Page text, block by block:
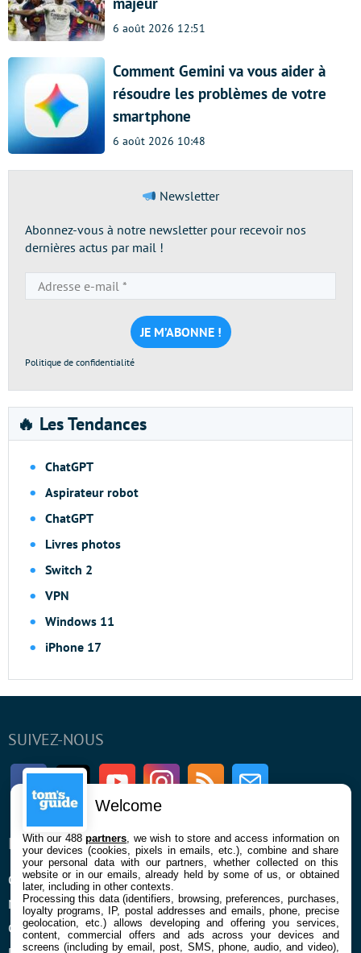
6 août 2026 12:51
Comment Gemini va vous aider à
résoudre les problèmes de votre
smartphone
6 août 2026 10:48
Newsletter
Abonnez-vous à notre newsletter pour recevoir nos
dernières actus par mail !
e-
mail
*
Politique de confidentialité
🔥 Les Tendances
ChatGPT
Aspirateur robot
ChatGPT
Livres photos
Switch 2
VPN
Windows 11
iPhone 17
SUIVEZ-NOUS
FacebookTwitter Youtube InstagramRSS Newsletter
ENTREPRISE
Qui sommes nous
Mentions légales et CGU
Confidentialité et Cookies
À PROPOS
La rédaction
Contact
Welcome
With our 488partners , we wish to store and access information on
your devices (cookies, pixels in emails, etc.), combine and share
your personal data with our partners, whether collected on this
website or in our emails, already held by some of us, or obtained
later, including in other contexts.
Processing this data (identifiers, browsing, preferences, purchases,
loyalty programs, IP, postal addresses and emails, phone, precise
geolocation, etc.) allows developing and offering you services,
content, commercial offers and ads across your devices and
screens (including by email, post, SMS, phone, audio, and video),